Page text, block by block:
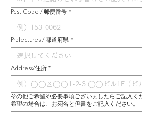
Post Code / 郵便番号 *
Prefectures / 都道府県 *
Address/住所 *
その他ご希望や必要事項ございましたらご記入く
希望の場合は、お宛名と但書をご記入ください。